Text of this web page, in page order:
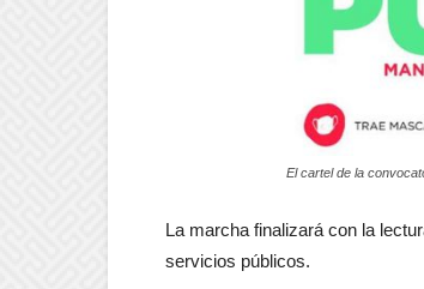
El cartel de la
La marcha finalizará con la
servicios públicos.